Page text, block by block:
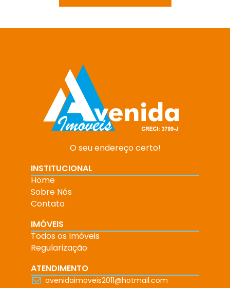
O seu endereço certo!
INSTITUCIONAL
Home
Sobre Nós
Contato
IMÓVEIS
Todos os Imóveis
Regularização
ATENDIMENTO
avenidaimoveis2011@hotmail.com